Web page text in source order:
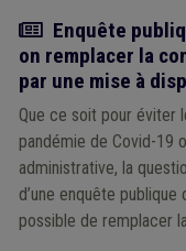
Actualité
Enquête
on remplacer la
par une mise à
Que ce soit pour éviter
pandémie de Covid-19
administrative, la
d’une enquête
possible de remplacer